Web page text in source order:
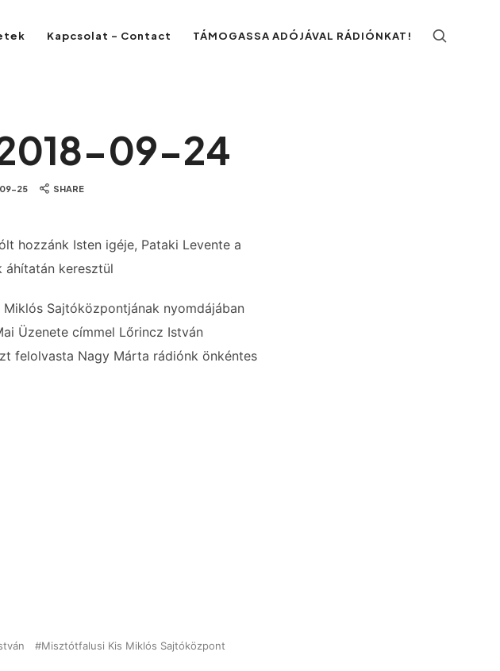
Kapcsolat – Contact TÁMOGASSA ADÓJÁVAL RÁDIÓNKAT!
09-24
25 SHARE
hozzánk Isten igéje, Pataki Levente a
áhítatán keresztül
Sajtóközpontjának nyomdájában
Üzenete címmel Lőrincz István
felolvasta Nagy Márta rádiónk önkéntes
Misztótfalusi Kis Miklós Sajtóközpont